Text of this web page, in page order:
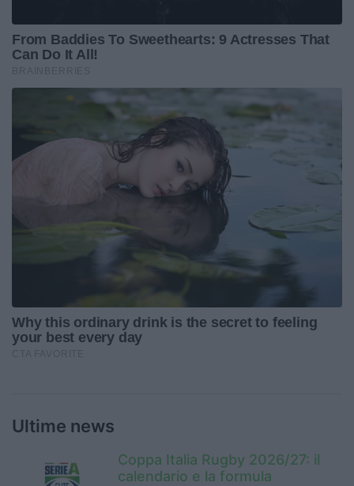
Ultime news
Coppa Italia Rugby 2026/27: il
calendario e la formula